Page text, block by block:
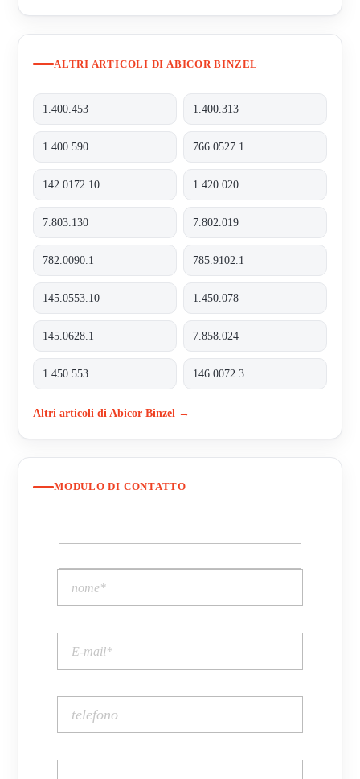
ALTRI ARTICOLI DI ABICOR BINZEL
1.400.453 1.400.313
1.400.590 766.0527.1
142.0172.10 1.420.020
7.803.130 7.802.019
782.0090.1 785.9102.1
145.0553.10 1.450.078
145.0628.1 7.858.024
1.450.553 146.0072.3
Altri articoli di Abicor Binzel →
MODULO DI CONTATTO